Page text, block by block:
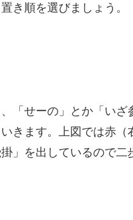
き順を選びましょう。
「せーの」とか「い
きます。上図では赤
」を出しているので二